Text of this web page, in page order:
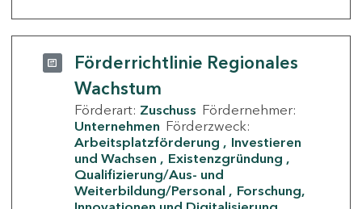
Förderrichtlinie Regionales
Wachstum
Förderart: Zuschuss Fördernehmer:
Unternehmen Förderzweck:
Arbeitsplatzförderung
Investieren
und Wachsen
Existenzgründung
Qualifizierung/Aus- und
Weiterbildung/Personal
Forschung,